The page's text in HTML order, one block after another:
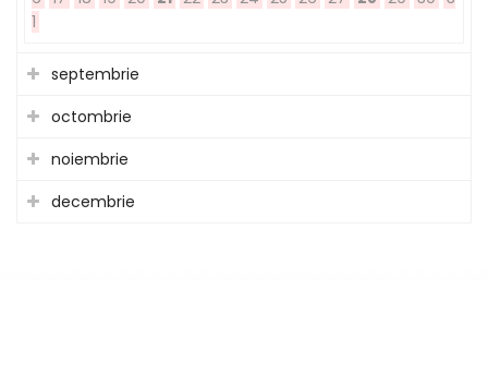
1
septembrie
octombrie
noiembrie
decembrie